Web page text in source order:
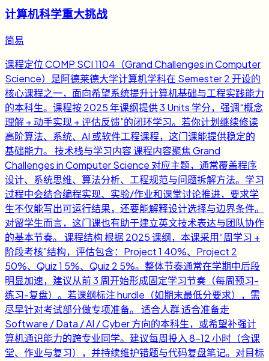
计算机科学重大挑战
简易
课程定位 COMP SCI 1104（Grand Challenges in Computer
Science）是阿德莱德大学计算机学科在 Semester 2 开设的
核心课程之一，面向希望系统提升计算机基础与工程实践能力
的本科生。课程按 2025 年课纲提供 3 Units 学分，强调“概念
理解 + 动手实现 + 评估反馈”的闭环学习。若你计划继续修读
高阶算法、系统、AI 或软件工程课程，这门课能提供稳定的
基础能力。 技术栈与学习内容 课程内容聚焦 Grand
Challenges in Computer Science 对应主题，通常覆盖程序
设计、系统思维、算法分析、工程规范与问题拆解方法。学习
过程中会结合编程实现、实验/作业和课堂讨论推进，要求学
生不仅能写出可运行结果，还要能解释设计选择与边界条件。
对留学生而言，这门课也有助于建立英文技术表达与团队协作
的基本节奏。 课程结构 根据 2025 课纲，本课采用“周学习 +
阶段考核”结构，评估包含：Project 1 40%、Project 2
50%、Quiz 1 5%、Quiz 2 5%。整体节奏通常在学期中后段
明显加速，建议从前 3 周开始形成固定学习节奏（每周预习-
练习-复盘）。若课纲标注 hurdle（如期末最低分要求），需
尽早针对考试部分做专项准备。 适合人群 适合准备走
Software / Data / AI / Cyber 方向的本科生，或希望补强计
算机通识能力的跨专业同学。建议每周投入 8-12 小时（含课
堂、作业与复习），并持续维护错题与代码复盘笔记。对目标